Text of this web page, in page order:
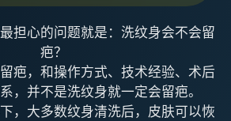
担心的问题就是：洗纹身会不会留
疤？
疤，和操作方式、技术经验、术后
，并不是洗纹身就一定会留疤。
，大多数纹身清洗后，皮肤可以恢